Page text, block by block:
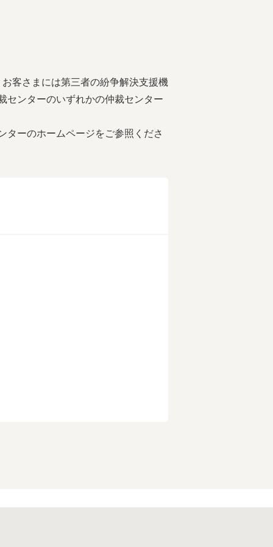
客さまには第三者の紛争解決支援機
センターのいずれかの仲裁センター
ターのホームページをご参照くださ